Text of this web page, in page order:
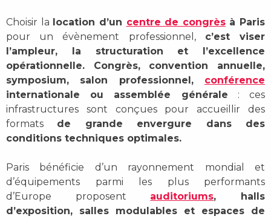
Choisir la location d’un centre de congrèsà Paris
pour un évènement professionnel, c’est viser
l’ampleur, la structuration et l’excellence
opérationnelle. Congrès, convention annuelle,
symposium, salon professionnel, conférence
internationale ou assemblée générale : ces
infrastructures sont conçues pour accueillir des
formats de grande envergure dans des
conditions techniques optimales.
Paris bénéficie d’un rayonnement mondial et
d’équipements parmi les plus performants
d’Europe proposent auditoriums, halls
d’exposition, salles modulables et espaces de